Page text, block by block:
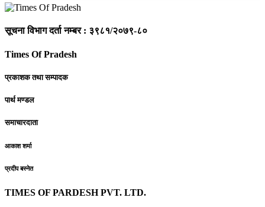
सूचना विभाग दर्ता नम्बर : ३९८१/२०७९-८०
Times Of Pradesh
प्रकाशक तथा सम्पादक
पार्थ मण्डल
समाचारदाता
आकाश शर्मा
प्रदीप बस्नेत
TIMES OF PARDESH PVT. LTD.